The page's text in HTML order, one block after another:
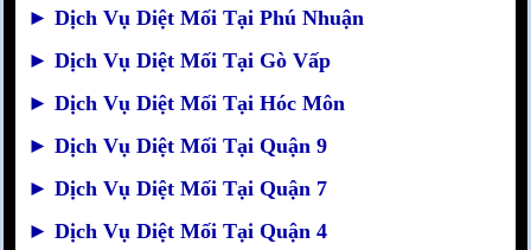
► Dịch Vụ Diệt Mối Tại Phú Nhuận
► Dịch Vụ Diệt Mối Tại Gò Vấp
► Dịch Vụ Diệt Mối Tại Hóc Môn
► Dịch Vụ Diệt Mối Tại Quận 9
► Dịch Vụ Diệt Mối Tại Quận 7
► Dịch Vụ Diệt Mối Tại Quận 4